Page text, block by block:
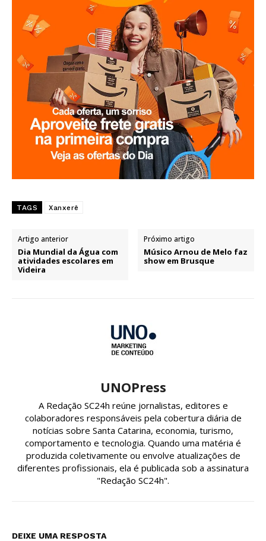
TAGS Xanxerê
Artigo anterior
Dia Mundial da Água com
atividades escolares em
Videira
Próximo artigo
Músico Arnou de Melo faz
show em Brusque
UNOPress
A Redação SC24h reúne jornalistas, editores e
colaboradores responsáveis pela cobertura diária de
notícias sobre Santa Catarina, economia, turismo,
comportamento e tecnologia. Quando uma matéria é
produzida coletivamente ou envolve atualizações de
diferentes profissionais, ela é publicada sob a assinatura
"Redação SC24h".
DEIXE UMA RESPOSTA